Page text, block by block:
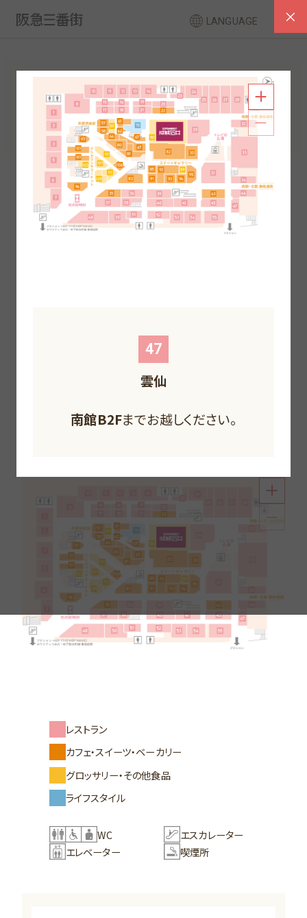
LANGUAGE
フロアガイド
南館 北館
南館B2F
和・洋・中華から、喫茶、軽食、お菓子にデリカまで。
レストラン
カフェ・スイーツ・ベーカリー
グロッサリー・その他食品
ライフスタイル
WC
エスカレーター
エレベーター
喫煙所
までお越しください。
までお越しください。
までお越しください。
までお越しください。
までお越しください。
までお越しください。
47
雲仙
南館B2Fまでお越しください。